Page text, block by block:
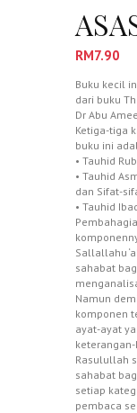
RM7.90
Buku kecil
dari buku
Dr Abu
Ketiga-tiga
buku ini
• Tauhid
• Tauhid
dan Sifat-
• Tauhid
Sallallahu
sahabat
Namun
komponen
ayat-ayat
Rasulullah
sahabat
setiap
pembaca